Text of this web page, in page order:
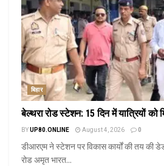
बिहार
बेल्थरा रोड स्टेशन: 15 दिन में यात्रियों को
BYUP80.ONLINE August 4, 2026 0
डीआरएम ने स्टेशन पर विकास कार्यों की तय की
रोड अमृत भारत...